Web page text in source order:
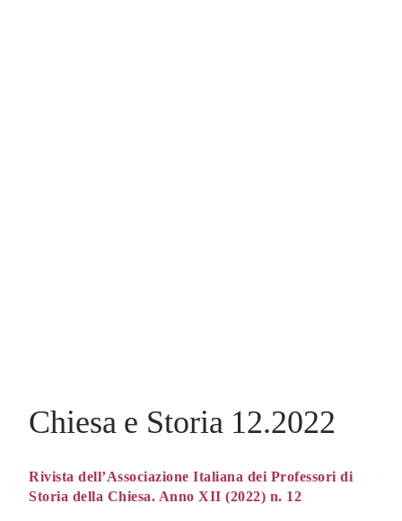
Chiesa e Storia 12.2022
Rivista dell’Associazione Italiana dei Professori di
Storia della Chiesa. Anno XII (2022) n. 12